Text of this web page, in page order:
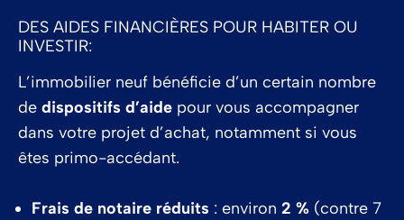
DES AIDES FINANCIÈRES POUR HABITER OU
INVESTIR:
L’immobilier neuf bénéficie d’un certain nombre
de dispositifs d’aide pour vous accompagner
dans votre projet d’achat, notamment si vous
êtes primo-accédant.
Frais de notaire réduits : environ 2 % (contre 7